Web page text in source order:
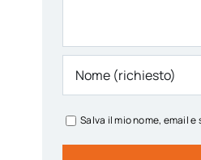
Salva il mio nome, email